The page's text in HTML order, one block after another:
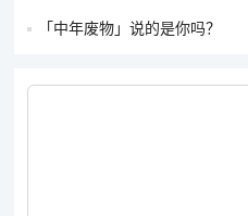
「中年废物」说的是你吗？